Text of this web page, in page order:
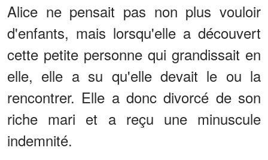
Alice ne pensait pas non plus vouloir
d'enfants, mais lorsqu'elle a découvert
cette petite personne qui grandissait en
elle, elle a su qu'elle devait le ou la
rencontrer. Elle a donc divorcé de son
riche mari et a reçu une minuscule
indemnité.